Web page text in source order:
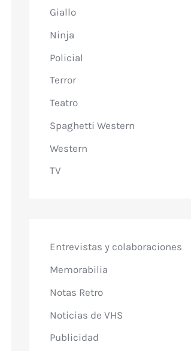
Giallo
Ninja
Policial
Terror
Teatro
Spaghetti Western
Western
TV
Entrevistas y colaboraciones
Memorabilia
Notas Retro
Noticias de VHS
Publicidad